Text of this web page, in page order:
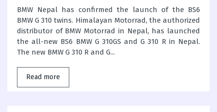
BMW Nepal has confirmed the launch of the BS6
BMW G 310 twins. Himalayan Motorrad, the authorized
distributor of BMW Motorrad in Nepal, has launched
the all-new BS6 BMW G 310GS and G 310 R in Nepal.
The new BMW G 310 R and G...
Read more